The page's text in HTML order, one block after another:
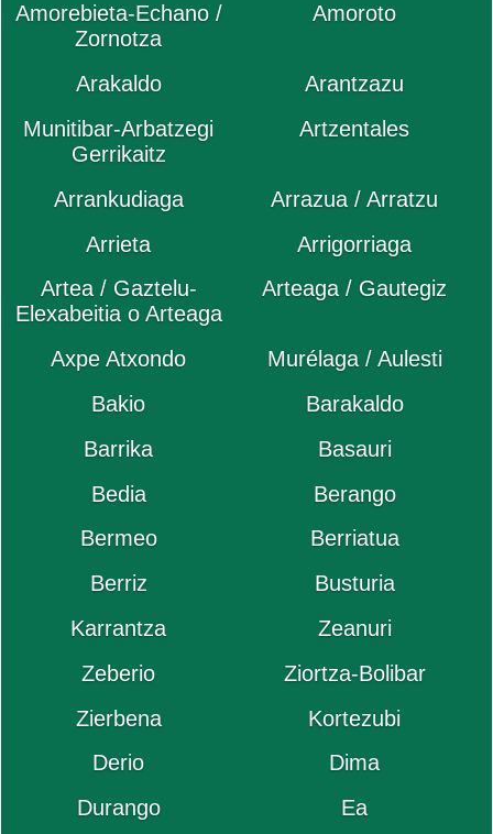
Amorebieta-Echano /
Zornotza
Amoroto
Arakaldo
Arantzazu
Munitibar-Arbatzegi
Gerrikaitz
Artzentales
Arrankudiaga
Arrazua / Arratzu
Arrieta
Arrigorriaga
Artea / Gaztelu-
Elexabeitia o Arteaga
Arteaga / Gautegiz
Axpe Atxondo
Murélaga / Aulesti
Bakio
Barakaldo
Barrika
Basauri
Bedia
Berango
Bermeo
Berriatua
Berriz
Busturia
Karrantza
Zeanuri
Zeberio
Ziortza-Bolibar
Zierbena
Kortezubi
Derio
Dima
Durango
Ea